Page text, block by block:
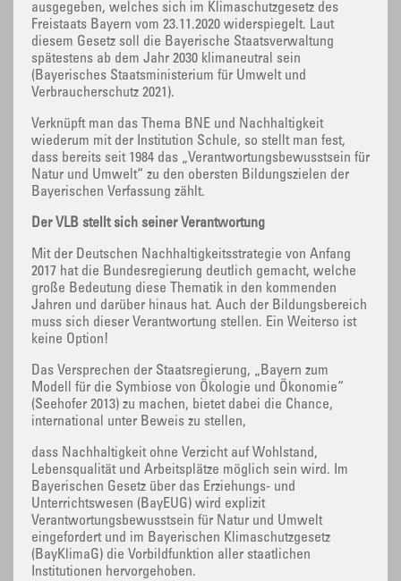
ausgegeben, welches sich im Klimaschutzgesetz des
Freistaats Bayern vom 23.11.2020 widerspiegelt. Laut
diesem Gesetz soll die Bayerische Staatsverwaltung
spätestens ab dem Jahr 2030 klimaneutral sein
(Bayerisches Staatsministerium für Umwelt und
Verbraucherschutz 2021).
Verknüpft man das Thema BNE und Nachhaltigkeit
wiederum mit der Institution Schule, so stellt man fest,
dass bereits seit 1984 das „Verantwortungsbewusstsein für
Natur und Umwelt“ zu den obersten Bildungszielen der
Bayerischen Verfassung zählt.
Der VLB stellt sich seiner Verantwortung
Mit der Deutschen Nachhaltigkeitsstrategie von Anfang
2017 hat die Bundesregierung deutlich gemacht, welche
große Bedeutung diese Thematik in den kommenden
Jahren und darüber hinaus hat. Auch der Bildungsbereich
muss sich dieser Verantwortung stellen. Ein Weiterso ist
keine Option!
Das Versprechen der Staatsregierung, „Bayern zum
Modell für die Symbiose von Ökologie und Ökonomie“
(Seehofer 2013) zu machen, bietet dabei die Chance,
international unter Beweis zu stellen,
dass Nachhaltigkeit ohne Verzicht auf Wohlstand,
Lebensqualität und Arbeitsplätze möglich sein wird. Im
Bayerischen Gesetz über das Erziehungs- und
Unterrichtswesen (BayEUG) wird explizit
Verantwortungsbewusstsein für Natur und Umwelt
eingefordert und im Bayerischen Klimaschutzgesetz
(BayKlimaG) die Vorbildfunktion aller staatlichen
Institutionen hervorgehoben.